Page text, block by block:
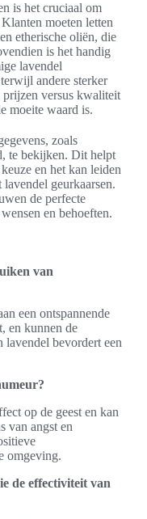
is het cruciaal om
moeten letten
etherische oliën, die
is het handig
lavendel
andere sterker
versus kwaliteit
moeite waard is.
zoals
te bekijken. Dit helpt
en het kan leiden
geurkaarsen.
de perfecte
en behoeften.
van
een ontspannende
en kunnen de
lavendel bevordert een
op de geest en kan
van angst en
omgeving.
de effectiviteit van